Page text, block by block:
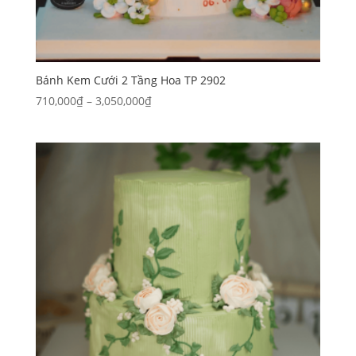
Bánh Kem Cưới 2 Tầng Hoa TP 2902
710,000₫ – 3,050,000₫Khoảng
710,000₫
đến
3,050,000₫